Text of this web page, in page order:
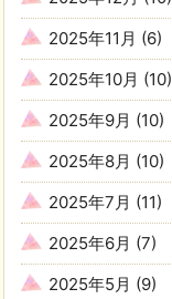
2025年11月 (6)
2025年10月 (10)
2025年9月 (10)
2025年8月 (10)
2025年7月 (11)
2025年6月 (7)
2025年5月 (9)